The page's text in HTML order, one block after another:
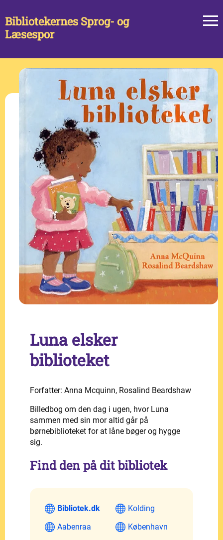
Bibliotekernes Sprog- og
Læsespor
Luna elsker
biblioteket
Forfatter: Anna Mcquinn, Rosalind Beardshaw
Billedbog om den dag i ugen, hvor Luna
sammen med sin mor altid går på
børnebiblioteket for at låne bøger og hygge
sig.
Find den på dit bibliotek
Bibliotek.dk
Aabenraa
Kolding
København